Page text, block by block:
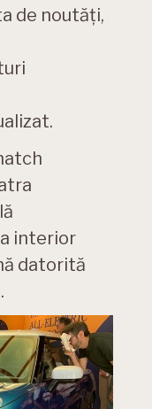
de noutăți,
interior
datorită